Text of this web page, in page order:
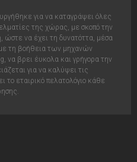
για να καταγράψει όλες
της χώρας, με σκοπό την
ώστε να έχει τη δυνατόττα, μέσα
τη βοήθεια των μηχανών
να βρει έυκολα και γρήγορα την
για να καλύψει τις
το εταιρικό πελατολόγιο κάθε